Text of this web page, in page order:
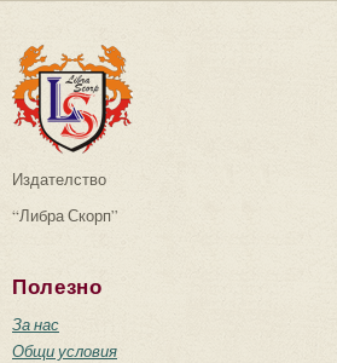
Издателство
“Либра Скорп”
Полезно
За нас
Общи условия